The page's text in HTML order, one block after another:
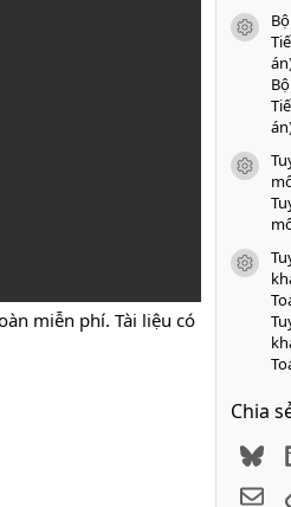
miễn phí. Tài liệu có
icon
icon
icon
Chia